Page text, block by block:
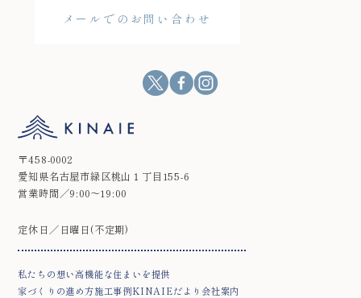
〒458-0002
愛知県名古屋市緑区桃山１丁目155-6
営業時間／9:00～19:00
定休日／日曜日(不定期)
私たちの想い高機能な住まいを提供
家づくりの進め方施工事例KINAIEだより 会社案内
メールでのお問い合わせ